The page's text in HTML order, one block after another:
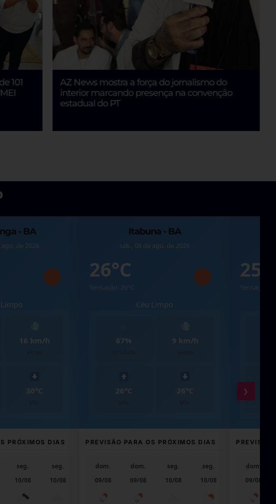
101
AZ News mostra a força do jornalismo do
interior marcando presença na convenção
estadual do PT
- BA
ago. de 2026
16 km/h
Vento
30°C
Mín.
PRÓXIMOS DIAS
seg.
10/08
seg.
10/08
ter.
11/08
Itabuna - BA
sáb., 08 de ago. de 2026
26°C
Sensação: 26°C
Céu Limpo
67%
Umidade
9 km/h
Vento
26°C 26°C
Mín.
PREVISÃO PARA OS PRÓXIMOS DIAS
dom.
09/08
dom.
09/08
seg.
10/08
seg.
10/08
ter.
11/08
Sensação:
PREVISÃO
dom.
09/08
❯